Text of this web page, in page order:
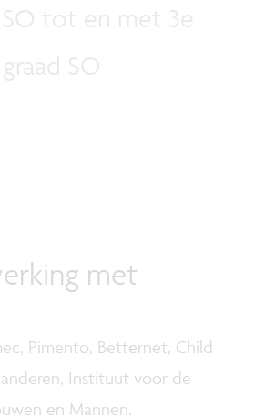
met
Pimento, Betternet, Child
Instituut voor de
en Mannen.